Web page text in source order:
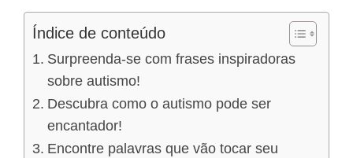
Índice de conteúdo
Surpreenda-se com frases inspiradoras
sobre autismo!
Descubra como o autismo pode ser
encantador!
Encontre palavras que vão tocar seu